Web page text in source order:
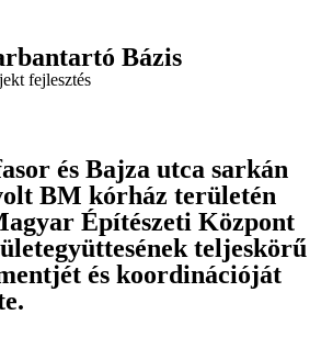
Bázis
fejlesztés
és Bajza utca sarkán
BM kórház területén
Építészeti Központ
teljeskörű
és koordinációját